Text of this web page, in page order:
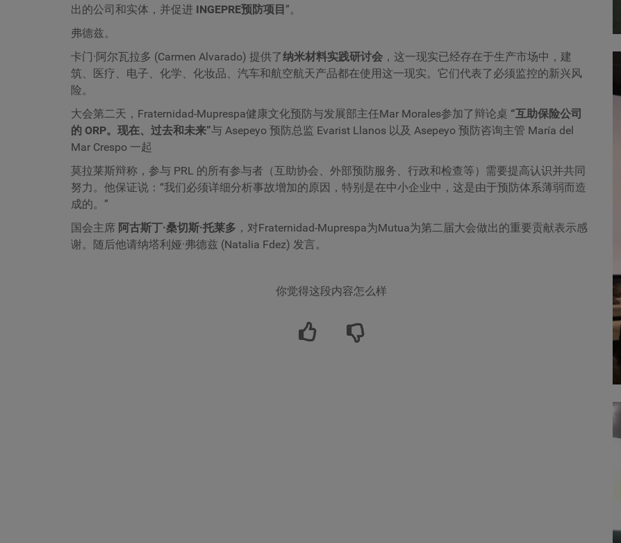
出的公司和实体，并促进 INGEPRE预防项目 ”。
弗德兹。
卡门·阿尔瓦拉多 (Carmen Alvarado) 提供了纳米材料实践研讨会 ，这一现实已经存在于生产市场中，建
筑、医疗、电子、化学、化妆品、汽车和航空航天产品都在使用这一现实。它们代表了必须监控的新兴风
险。
大会第二天，Fraternidad-Muprespa健康文化预防与发展部主任Mar Morales参加了辩论桌 “互助保险公司
的 ORP。现在、过去和未来”与 Asepeyo 预防总监 Evarist Llanos 以及 Asepeyo 预防咨询主管 María del
Mar Crespo 一起
莫拉莱斯辩称，参与 PRL 的所有参与者（互助协会、外部预防服务、行政和检查等）需要提高认识并共同
努力。他保证说：“我们必须详细分析事故增加的原因，特别是在中小企业中，这是由于预防体系薄弱而造
成的。”
国会主席 阿古斯丁·桑切斯·托莱多 ，对Fraternidad-Muprespa为Mutua为第二届大会做出的重要贡献表示感
谢。随后他请纳塔利娅·弗德兹 (Natalia Fdez) 发言。
你觉得这段内容怎么样